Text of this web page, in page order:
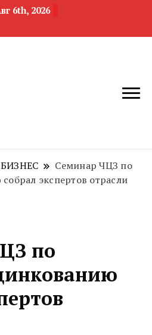
6th, 2026
область
недвижимости
БИЗНЕС
Семинар ЧЦЗ по
экспертов отрасли
по